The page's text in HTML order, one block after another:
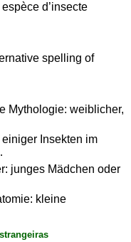
d’insecte
spelling of
Mythologie: weiblicher,
Insekten im
junges Mädchen oder
kleine